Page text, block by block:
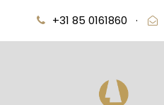
+31 85 0161860 ·